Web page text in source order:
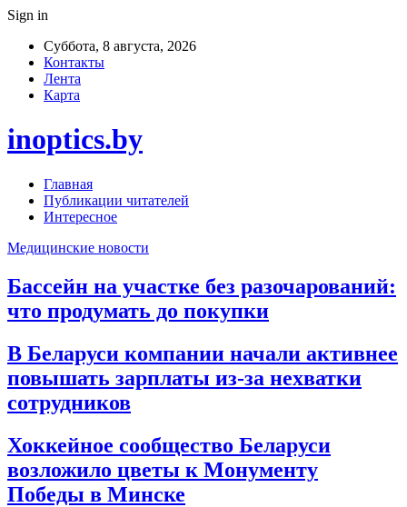
Sign in
Суббота, 8 августа, 2026
Контакты
Лента
Карта
inoptics.by
Главная
Публикации читателей
Интересное
Медицинские новости
Бассейн на участке без разочарований:
что продумать до покупки
В Беларуси компании начали активнее
повышать зарплаты из-за нехватки
сотрудников
Хоккейное сообщество Беларуси
возложило цветы к Монументу
Победы в Минске